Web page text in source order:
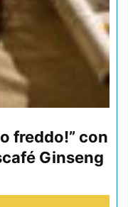
freddo!” con
Ginseng